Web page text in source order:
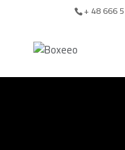
+ 48 666